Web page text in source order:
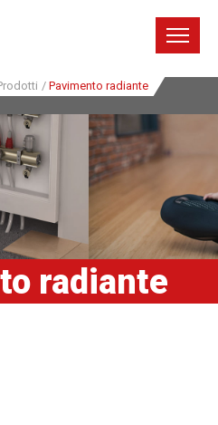
/ Pavimento radiante
radiante